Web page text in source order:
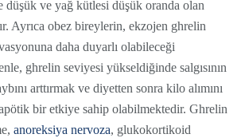
düşük ve yağ kütlesi düşük oranda olan
Ayrıca obez bireylerin, ekzojen ghrelin
daha duyarlı olabileceği
ghrelin seviyesi yükseldiğinde salgısının
arttırmak ve diyetten sonra kilo alımını
bir etkiye sahip olabilmektedir. Ghrelin
anoreksiya nervoza, glukokortikoid